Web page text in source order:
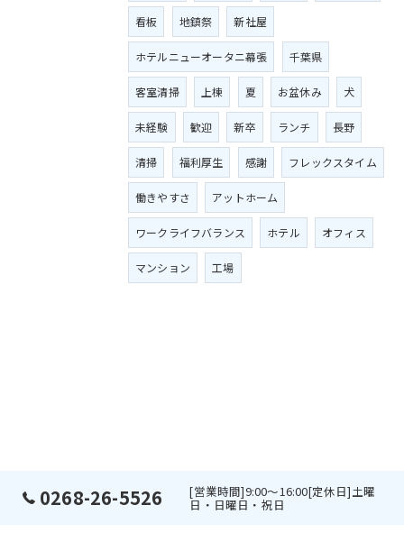
看板 地鎮祭 新社屋
ホテルニューオータニ幕張 千葉県
客室清掃 上棟 夏 お盆休み 犬
未経験 歓迎 新卒 ランチ 長野
清掃 福利厚生 感謝 フレックスタイム
働きやすさ アットホーム
ワークライフバランス ホテル オフィス
マンション 工場
0268-26-5526 [営業時間]9:00～16:00[定休日]土曜
日・日曜日・祝日